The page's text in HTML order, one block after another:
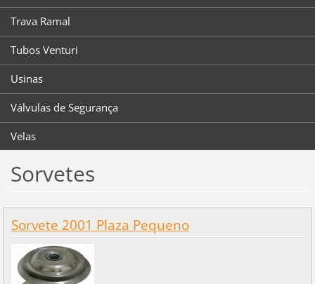
Trava Ramal
Tubos Venturi
Usinas
Válvulas de Segurança
Velas
Sorvetes
Sorvete 2001 Plaza Pequeno